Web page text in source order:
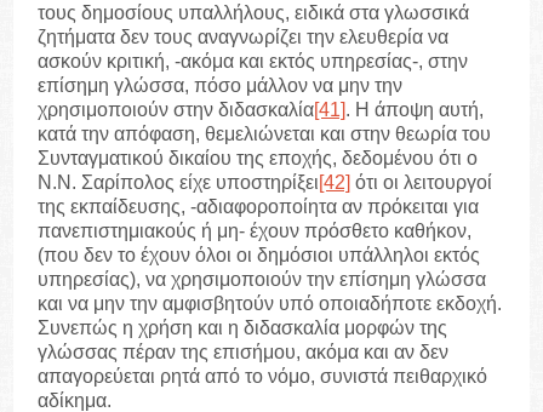
τους δημοσίους υπαλλήλους, ειδικά στα γλωσσικά
ζητήματα δεν τους αναγνωρίζει την ελευθερία να
ασκούν κριτική, -ακόμα και εκτός υπηρεσίας-, στην
επίσημη γλώσσα, πόσο μάλλον να μην την
χρησιμοποιούν στην διδασκαλία[41]. Η άποψη αυτή,
κατά την απόφαση, θεμελιώνεται και στην θεωρία του
Συνταγματικού δικαίου της εποχής, δεδομένου ότι ο
Ν.Ν. Σαρίπολος είχε υποστηρίξει[42] ότι οι λειτουργοί
της εκπαίδευσης, -αδιαφοροποίητα αν πρόκειται για
πανεπιστημιακούς ή μη- έχουν πρόσθετο καθήκον,
(που δεν το έχουν όλοι οι δημόσιοι υπάλληλοι εκτός
υπηρεσίας), να χρησιμοποιούν την επίσημη γλώσσα
και να μην την αμφισβητούν υπό οποιαδήποτε εκδοχή.
Συνεπώς η χρήση και η διδασκαλία μορφών της
γλώσσας πέραν της επισήμου, ακόμα και αν δεν
απαγορεύεται ρητά από το νόμο, συνιστά πειθαρχικό
αδίκημα.